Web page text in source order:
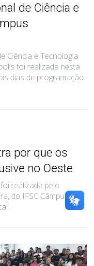
de Ciência e
Ciência e Tecnologia
foi realizada nesta
dias de programação
por que os
no Oeste
realizada pelo
do IFSC Câmpus